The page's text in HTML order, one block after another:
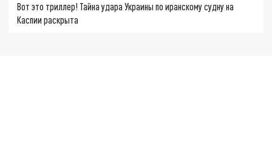
Вот это триллер! Тайна удара Украины по иранскому судну на
Каспии раскрыта